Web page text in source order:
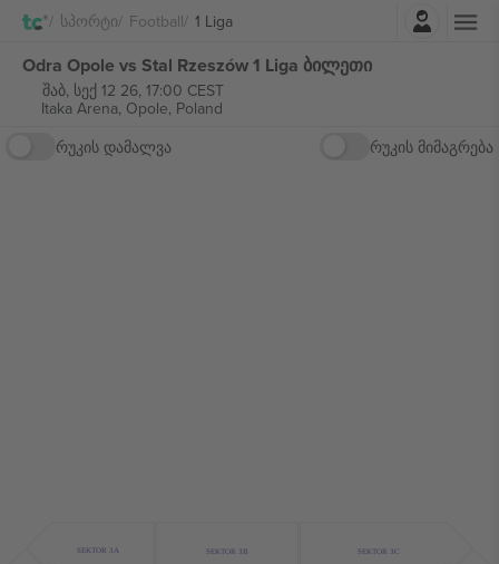
Სპორტი Football 1 Liga
Odra Opole vs Stal Rzeszów 1 Liga ბილეთი
შაბ, სექ 12 26, 17:00 CEST
Itaka Arena, Opole, Poland
რუკის დამალვა
რუკის მიმაგრება
SEKTOR 3C
SEKTOR 3B
SEKTOR 3A